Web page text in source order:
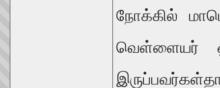
நோக்கில்
வெள்ளையர்